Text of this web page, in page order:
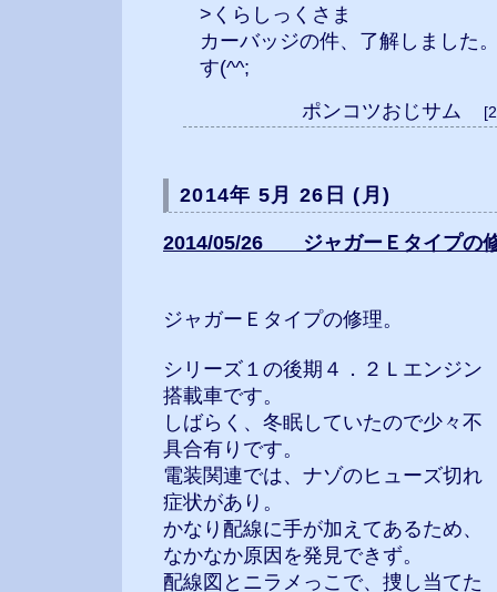
>くらしっくさま
カーバッジの件、了解しました
す(^^;
ポンコツおじサム
2014年 5月 26日 (月)
2014/05/26 ジャガーＥタイプの
ジャガーＥタイプの修理。
シリーズ１の後期４．２Ｌエンジン
搭載車です。
しばらく、冬眠していたので少々不
具合有りです。
電装関連では、ナゾのヒューズ切れ
症状があり。
かなり配線に手が加えてあるため、
なかなか原因を発見できず。
配線図とニラメっこで、捜し当てた